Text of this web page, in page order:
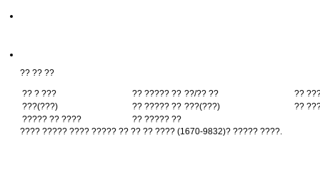
?? ?? ??
?? ? ??? ?? ????? ?? ??/?? ??
??
???(???)
?? ????? ?? ???(???)
??
????? ?? ????
?? ????? ??
???? ????? ???? ????? ?? ?? ?? ???? (1670-9832)? ????? ????.